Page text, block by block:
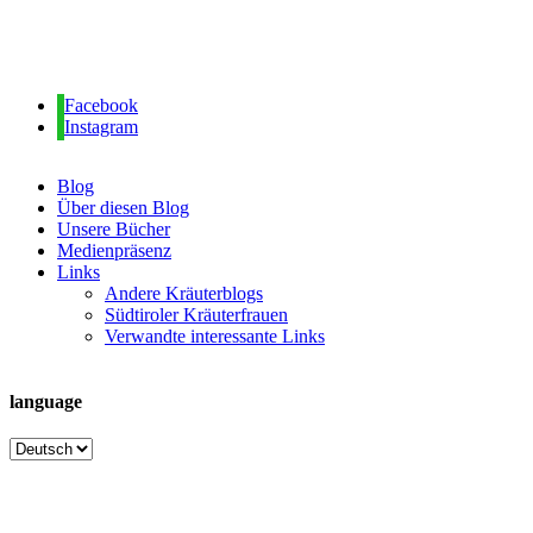
Facebook
Instagram
Blog
Über diesen Blog
Unsere Bücher
Medienpräsenz
Links
Andere Kräuterblogs
Südtiroler Kräuterfrauen
Verwandte interessante Links
language
language